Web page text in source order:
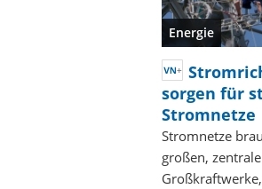
Energie
sorgen für
Stromnetze
Stromnetze
großen,